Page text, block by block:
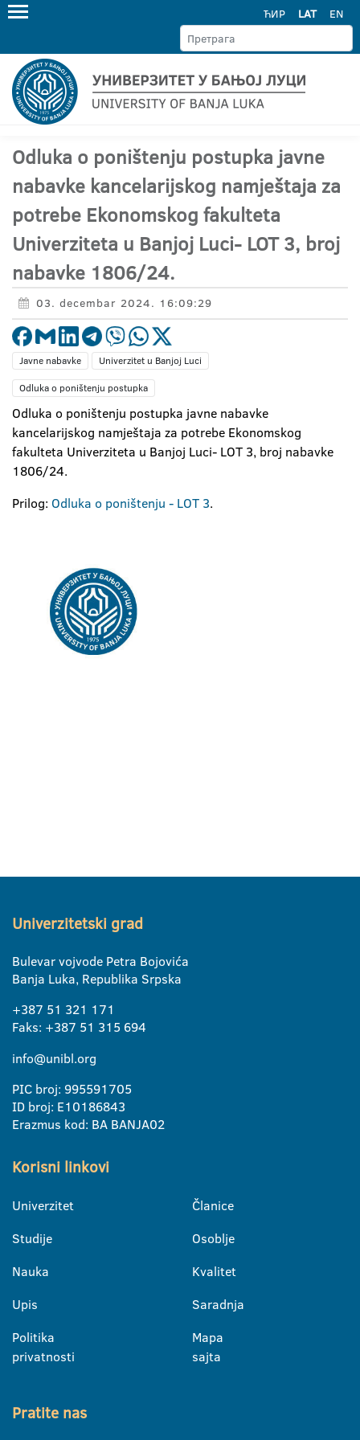
ЋИР LAT EN
Odluka o poništenju postupka javne
nabavke kancelarijskog namještaja za
potrebe Ekonomskog fakulteta
Univerziteta u Banjoj Luci- LOT 3, broj
nabavke 1806/24.
03. decembar 2024. 16:09:29
Javne nabavke
Univerzitet u Banjoj Luci
Odluka o poništenju postupka
Odluka o poništenju postupka javne nabavke
kancelarijskog namještaja za potrebe Ekonomskog
fakulteta Univerziteta u Banjoj Luci- LOT 3, broj nabavke
1806/24.
Prilog: Odluka o poništenju - LOT 3.
Univerzitetski grad
Bulevar vojvode Petra Bojovića
Banja Luka, Republika Srpska
+387 51 321 171
Faks: +387 51 315 694
info@unibl.org
PIC broj: 995591705
ID broj: E10186843
Erazmus kod: BA BANJA02
Korisni linkovi
Univerzitet
Studije
Nauka
Upis
Politika
privatnosti
Članice
Osoblje
Kvalitet
Saradnja
Mapa
sajta
Pratite nas